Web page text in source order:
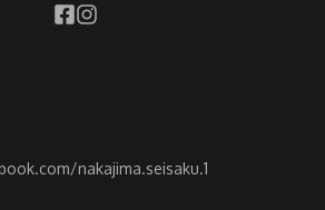
nakajima.seisaku.1